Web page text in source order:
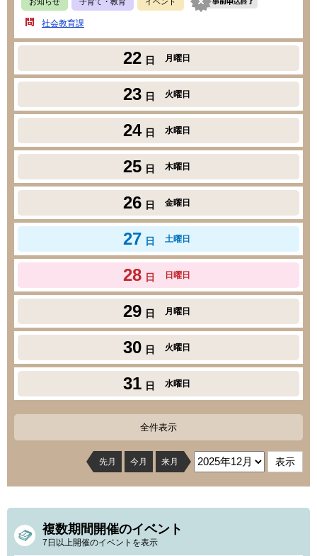
社会教育課
22 日 月曜日
23 日 火曜日
24 日 水曜日
25 日 木曜日
26 日 金曜日
27 日 土曜日
28 日 日曜日
29 日 月曜日
30 日 火曜日
31 日 水曜日
全件表示
先月 今月 来月
複数期間開催のイベント
7日以上開催のイベントを表示